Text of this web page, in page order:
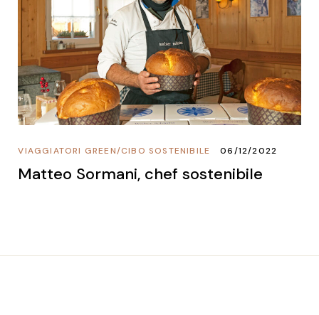
CIBO SOSTENIBILE
/
VIAGGIATORI GREEN 06/12/2022
Matteo Sormani, chef sostenibile